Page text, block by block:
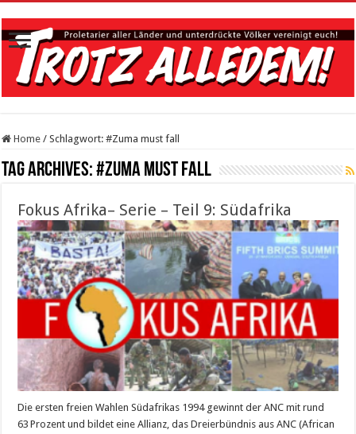
Home / Schlagwort:#Zuma must fall
Tag Archives:#Zuma must fall
Fokus Afrika– Serie – Teil 9: Südafrika
Die ersten freien Wahlen Südafrikas 1994 gewinnt der ANC mit rund
63 Prozent und bildet eine Allianz, das Dreierbündnis aus ANC (African